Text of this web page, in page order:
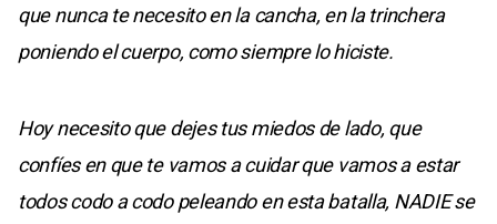
que nunca te necesito en la cancha, en la trinchera
poniendo el cuerpo, como siempre lo hiciste.
Hoy necesito que dejes tus miedos de lado, que
confíes en que te vamos a cuidar que vamos a estar
todos codo a codo peleando en esta batalla, NADIE se